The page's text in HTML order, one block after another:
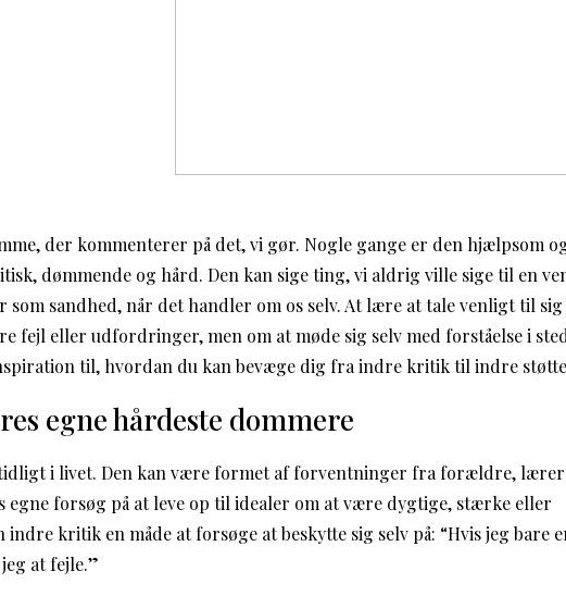
der kommenterer på det, vi gør. Nogle gange er den hjælpsom
dømmende og hård. Den kan sige ting, vi aldrig ville sige til en
som sandhed, når det handler om os selv. At lære at tale venligt til sig
fejl eller udfordringer, men om at møde sig selv med forståelse i
til, hvordan du kan bevæge dig fra indre kritik til indre
egne hårdeste dommere
i livet. Den kan være formet af forventninger fra forældre,
egne forsøg på at leve op til idealer om at være dygtige, stærke eller
kritik en måde at forsøge at beskytte sig selv på: “Hvis jeg bare
at fejle.”